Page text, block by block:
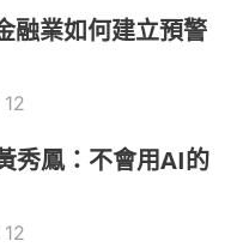
融業如何建立預警
秀鳳：不會用AI的